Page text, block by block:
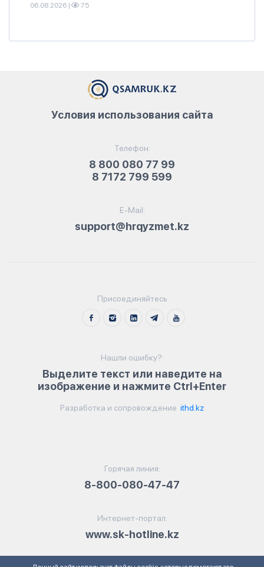
06.08.2026 | 75
Телефон:
8 800 080 77 99
8 7172 799 599
E-Mail:
support@hrqyzmet.kz
Условия использования сайта
Присоединяйтесь
Нашли ошибку?:
Выделите текст или наведите на
изображение и нажмите Ctrl+Enter
Разработка и сопровождение ithd.kz
Горячая линия:
8-800-080-47-47
Интернет-портал:
www.sk-hotline.kz